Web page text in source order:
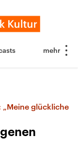
„Meine glückliche